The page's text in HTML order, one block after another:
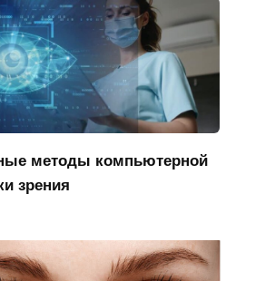
методы компьютерной
зрения